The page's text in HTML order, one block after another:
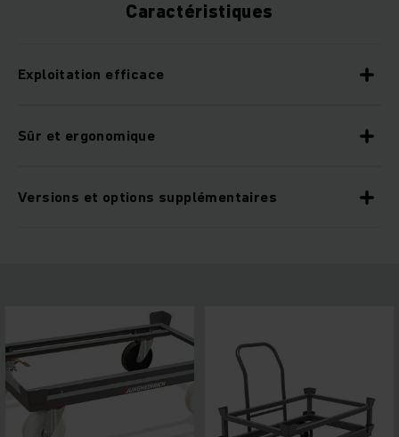
Caractéristiques
Exploitation efficace
Sûr et ergonomique
Versions et options supplémentaires